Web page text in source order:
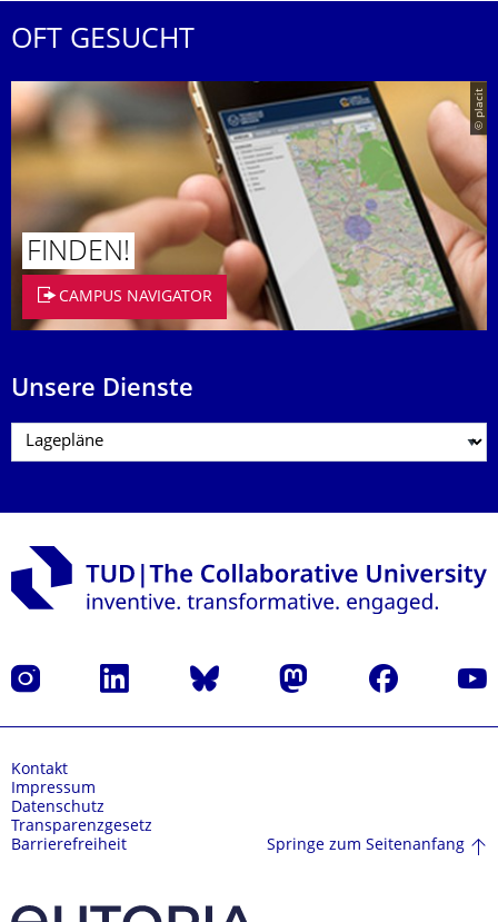
OFT GESUCHT
© placit
FINDEN!
CAMPUS NAVIGATOR
Unsere Dienste
Instagram LinkedIn Bluesky Mastodon Facebook
Kontakt
Impressum
Datenschutz
Transparenzgesetz
Barrierefreiheit
Springe zum Seitenanfang